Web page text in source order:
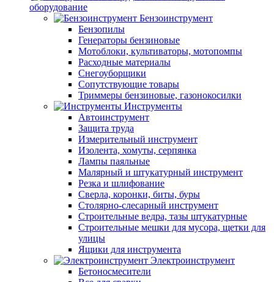
оборудование
Бензоинструмент
Бензопилы
Генераторы бензиновые
Мотоблоки, культиваторы, мотопомпы
Расходные материалы
Снегоуборщики
Сопутствующие товары
Триммеры бензиновые, газонокосилки
Инструменты
Автоинструмент
Защита труда
Измерительный инструмент
Изолента, хомуты, серпянка
Лампы паяльные
Малярный и штукатурный инструмент
Резка и шлифование
Сверла, коронки, биты, буры
Столярно-слесарный инструмент
Строительные ведра, тазы штукатурные
Строительные мешки для мусора, щетки для
улицы
Ящики для инструмента
Электроинструмент
Бетоносмесители